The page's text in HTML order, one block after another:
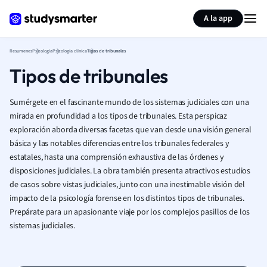
A la app
ResumenesPsicologíaPsicología clínicaTipos de tribunales
Tipos de tribunales
Sumérgete en el fascinante mundo de los sistemas judiciales con una
mirada en profundidad a los tipos de tribunales. Esta perspicaz
exploración aborda diversas facetas que van desde una visión general
básica y las notables diferencias entre los tribunales federales y
estatales, hasta una comprensión exhaustiva de las órdenes y
disposiciones judiciales. La obra también presenta atractivos estudios
de casos sobre vistas judiciales, junto con una inestimable visión del
impacto de la psicología forense en los distintos tipos de tribunales.
Prepárate para un apasionante viaje por los complejos pasillos de los
sistemas judiciales.
Resumir página